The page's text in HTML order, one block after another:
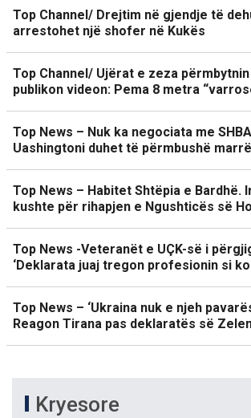
Top Channel/ Drejtim në gjendje të
arrestohet një shofer në Kukës
Top Channel/ Ujërat e zeza përmbytnin
publikon videon: Pema 8 metra
Top News – Nuk ka negociata me
Uashingtoni duhet të përmbushë
Top News – Habitet Shtëpia e Bardhë.
kushte për rihapjen e Ngushticës së
Top News -Veteranët e UÇK-së i
‘Deklarata juaj tregon profesionin si
Top News – ‘Ukraina nuk e njeh
Reagon Tirana pas deklaratës së
Kryesore